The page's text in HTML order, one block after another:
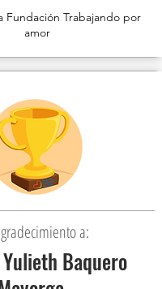
Fundación Trabajando por
amor
a:
Baquero